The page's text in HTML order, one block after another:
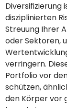
Diversifizierung
disziplinierten
Streuung Ihrer
oder Sektoren,
verringern.
Portfolio vor
schützen,
den Körper vor